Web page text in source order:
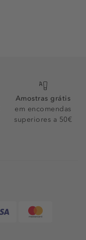
Amostras grátis
em encomendas
superiores a 50€